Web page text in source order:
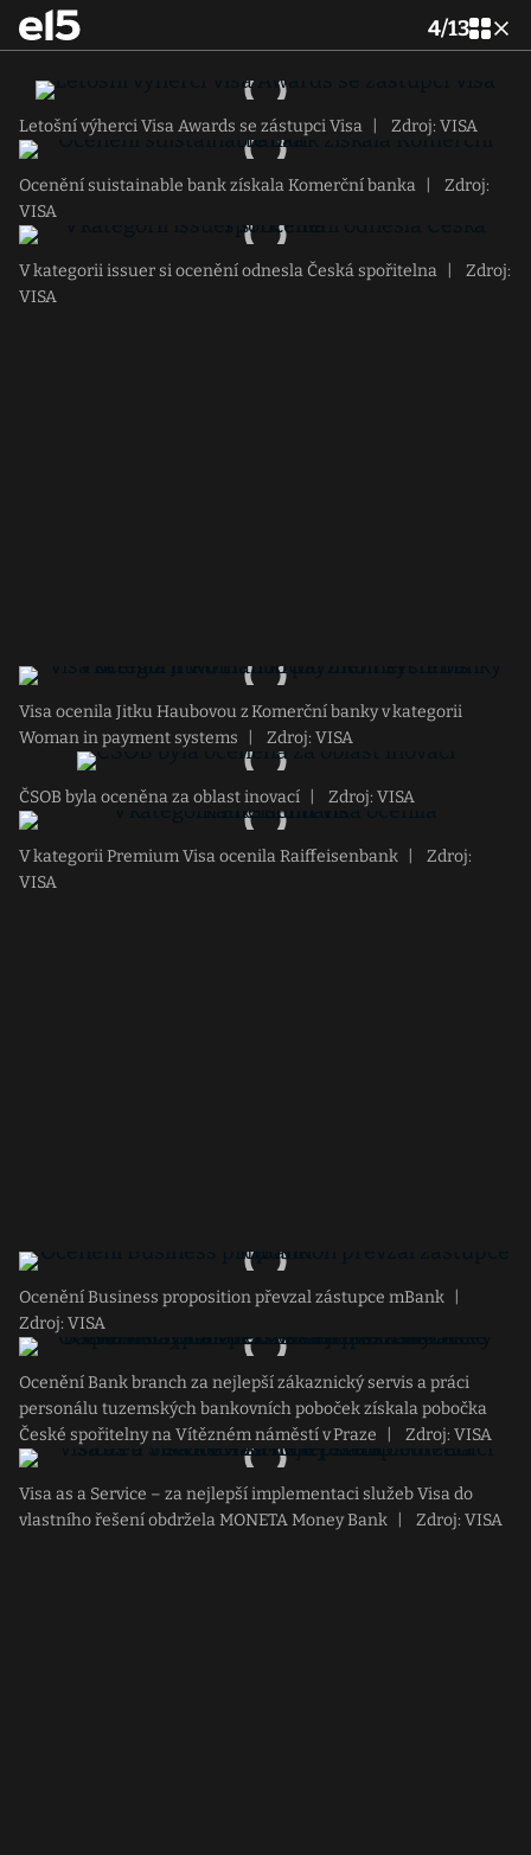
4/13
Letošní výherci Visa Awards se zástupci Visa Zdroj: VISA
Ocenění suistainable bank získala Komerční banka
Zdroj:
VISA
V kategorii issuer si ocenění odnesla Česká spořitelna
Zdroj:
VISA
Visa ocenila Jitku Haubovou z Komerční banky v kategorii
Woman in payment systems
Zdroj: VISA
ČSOB byla oceněna za oblast inovací Zdroj: VISA
V kategorii Premium Visa ocenila Raiffeisenbank
Zdroj:
VISA
Ocenění Business proposition převzal zástupce mBank
Zdroj: VISA
Ocenění Bank branch za nejlepší zákaznický servis a práci
personálu tuzemských bankovních poboček získala pobočka
České spořitelny na Vítězném náměstí v Praze
Zdroj: VISA
Visa as a Service – za nejlepší implementaci služeb Visa do
vlastního řešení obdržela MONETA Money Bank
Zdroj: VISA